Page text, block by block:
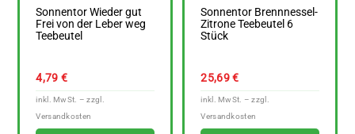
Sonnentor Wieder gut
Frei von der Leber weg
Teebeutel
4,79 €
Sonnentor Brennnessel-
Zitrone Teebeutel 6
Stück
25,69€